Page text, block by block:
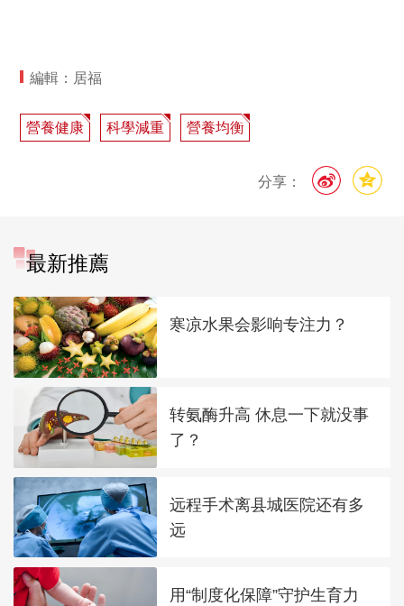
編輯：居福
營養健康 科學減重 營養均衡
分享：
最新推薦
寒凉水果会影响专注力？
转氨酶升高 休息一下就没事
了？
远程手术离县城医院还有多
远
用“制度化保障”守护生育力